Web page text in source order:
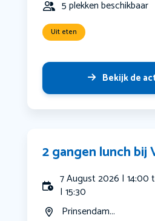
5 plekken beschikbaar
Uit eten
Bekijk de
2 gangen lunch bij
7 August 2026 | 14:00
| 15:30
Prinsendam...